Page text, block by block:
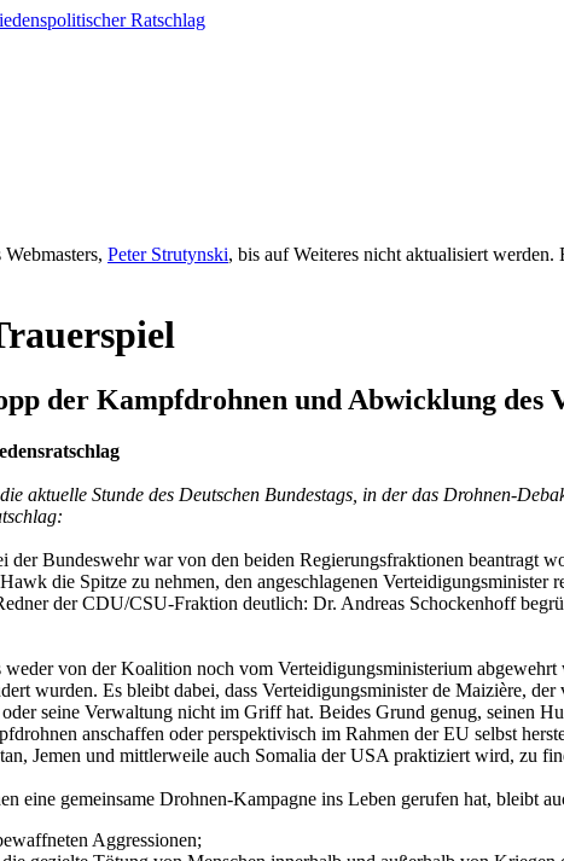
Peter Strutynski, bis auf Weiteres nicht aktualisiert
der Kampfdrohnen und Abwicklung des
aktuelle Stunde des Deutschen Bundestags, in der das Drohnen-
Bundeswehr war von den beiden Regierungsfraktionen beantragt
die Spitze zu nehmen, den angeschlagenen
der CDU/CSU-Fraktion deutlich: Dr. Andreas Schockenhoff
von der Koalition noch vom Verteidigungsministerium
wurden. Es bleibt dabei, dass Verteidigungsminister de Maizière,
seine Verwaltung nicht im Griff hat. Beides Grund genug, seinen
anschaffen oder perspektivisch im Rahmen der EU selbst
Jemen und mittlerweile auch Somalia der USA praktiziert wird, zu
eine gemeinsame Drohnen-Kampagne ins Leben gerufen hat, bleibt
Aggressionen;